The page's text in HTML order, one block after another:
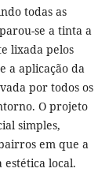
todas as
se a tinta a
lixada pelos
a aplicação da
por todos os
O projeto
simples,
em que a
local.